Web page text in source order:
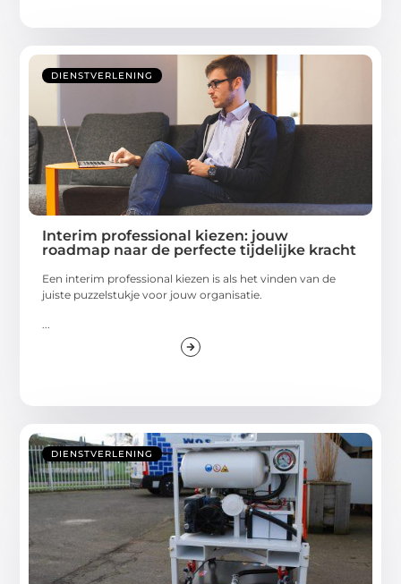
DIENSTVERLENING
Interim professional kiezen: jouw
roadmap naar de perfecte tijdelijke kracht
Een interim professional kiezen is als het vinden van de
juiste puzzelstukje voor jouw organisatie.
DIENSTVERLENING